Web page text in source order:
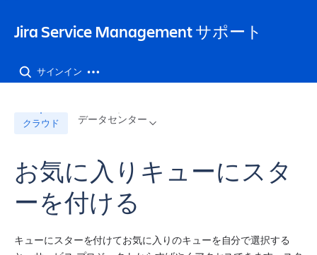
Jira Service Management サポート
サインイン
クラウド データセンター
お気に入りキューにスタ
ーを付ける
キューにスターを付けてお気に入りのキューを自分で選択する